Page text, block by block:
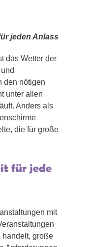
jeden Anlass
das Wetter der
den nötigen
unter allen
Anders als
die für große
für jede
mit
handelt, große